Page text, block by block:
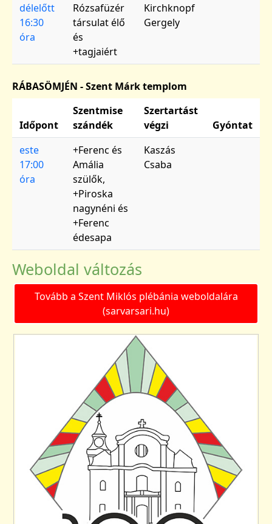
délelőtt
16:30
óra
Rózsafüzér
társulat élő
és
+tagjaiért
Kirchknopf
Gergely
RÁBASÖMJÉN - Szent Márk templom
Időpont
Szentmise
szándék
Szertartást
végzi
Gyóntat
este
17:00
óra
+Ferenc és
Amália
szülők,
+Piroska
nagynéni és
+Ferenc
édesapa
Kaszás
Csaba
Weboldal változás
Tovább a Szent Miklós plébánia weboldalára
(sarvarsari.hu)